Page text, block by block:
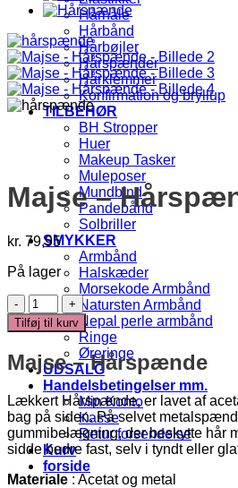
Hårnåle
Hårbånd
Hårbøjler
Hårspænder
Hårklemmer
Konfirmation og bryllup
TILBEHØR
BH Stropper
Huer
Makeup Tasker
Muleposer
Mundbind
Pandebånd
Solbriller
SMYKKER
Armbånd
Halskæder
Morsekode Armbånd
Natursten Armbånd
Nepal perle armbånd
Ringe
Øreringe
UDSALG
Handelsbetingelser mm.
Min Konto
Kasse
Retur forsendelse
Kurv
forside
Majse –
kr. 79,95
På lager
Majse
-
Hårspænde
Tilføj til kurv
Majse – Hårspænde
Lækkert Hårspænde, er lavet af
bag på siden. På selvet
gummibelægning, der beskytte hår
sidde bedre fast, selv i tyndt eller
Materiale : Acetat og metal